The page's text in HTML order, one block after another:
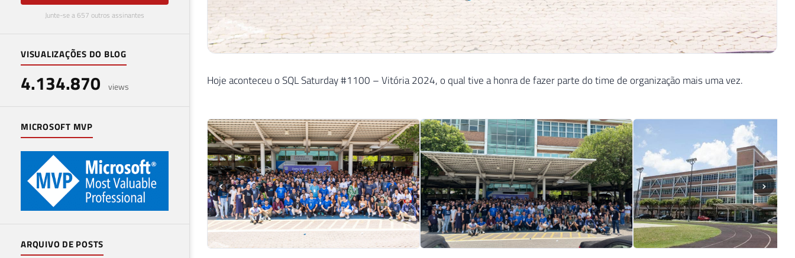
Junte-se a 657 outros assinantes
VISUALIZAÇÕES DO BLOG
4.134.870 views
MICROSOFT MVP
ARQUIVO DE POSTS
Hoje aconteceu o SQL Saturday #1100 – Vitória 2024, o qual tive a honra de fazer parte do time de organização mais uma vez.
‹ ›